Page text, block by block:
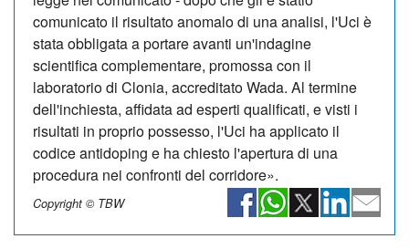
comunicato il risultato anomalo di una analisi, l'Uci è
stata obbligata a portare avanti un'indagine
scientifica complementare, promossa con il
laboratorio di Clonia, accreditato Wada. Al termine
dell'inchiesta, affidata ad esperti qualificati, e visti i
risultati in proprio possesso, l'Uci ha applicato il
codice antidoping e ha chiesto l'apertura di una
procedura nei confronti del corridore».
Copyright © TBW